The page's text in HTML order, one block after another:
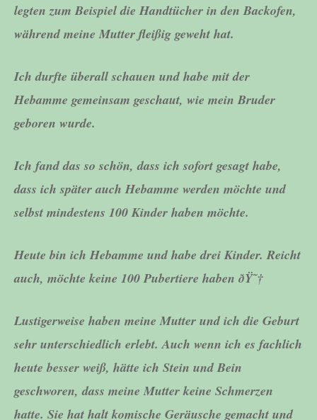
legten zum Beispiel die Handtücher in den Backofen,
während meine Mutter fleißig geweht hat.
Ich durfte überall schauen und habe mit der
Hebamme gemeinsam geschaut, wie mein Bruder
geboren wurde.
Ich fand das so schön, dass ich sofort gesagt habe,
dass ich später auch Hebamme werden möchte und
selbst mindestens 100 Kinder haben möchte.
Heute bin ich Hebamme und habe drei Kinder. Reicht
auch, möchte keine 100 Pubertiere haben ðŸ˜†
Lustigerweise haben meine Mutter und ich die Geburt
sehr unterschiedlich erlebt. Auch wenn ich es fachlich
heute besser weiß, hätte ich Stein und Bein
geschworen, dass meine Mutter keine Schmerzen
hatte. Sie hat halt komische Geräusche gemacht und